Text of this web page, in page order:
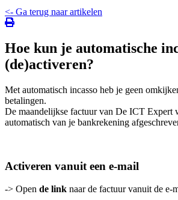
<- Ga terug naar artikelen
Hoe kun je automatische
(de)activeren?
Met automatisch incasso heb je geen
betalingen.
De maandelijkse factuur van De ICT Expert
automatisch van je bankrekening
Activeren vanuit een e-mail
-> Open de link naar de factuur vanuit de e-